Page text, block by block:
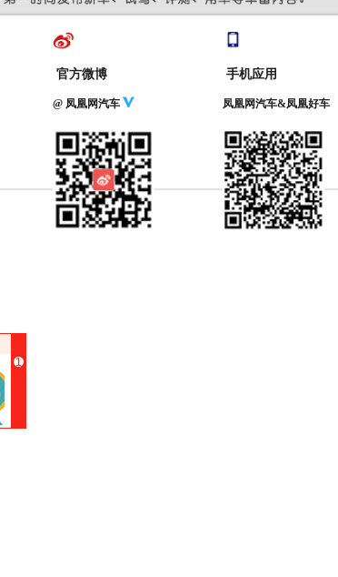
官方微博
@ 凤凰网汽车
手机应用
凤凰网汽车&凤凰好车
1